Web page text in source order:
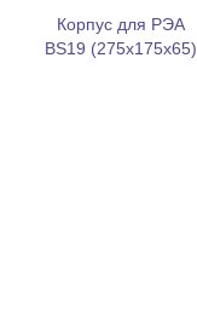
Корпус для РЭА
BS19 (275x175x65)